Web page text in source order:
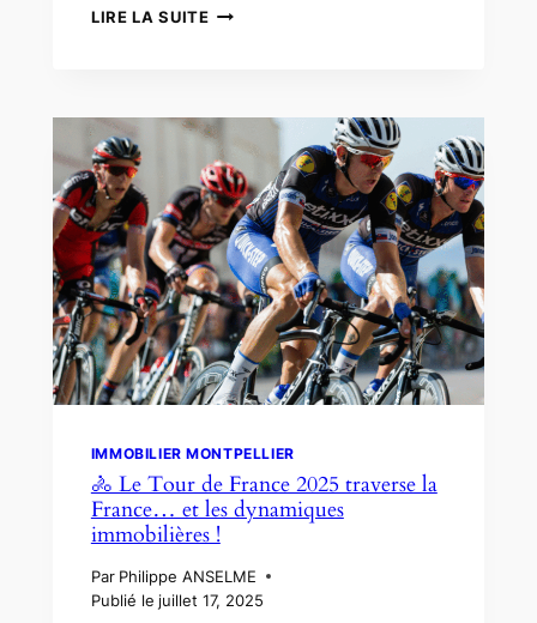
LIRE LA SUITELES
EN
AVANT
VOTRE
BIEN
SONT
CHEZ
WE
INVEST
MIM
🏡
✨
IMMOBILIER MONTPELLIER
🚴 Le Tour de France 2025 traverse la
France… et les dynamiques
immobilières !
Par Philippe ANSELME
Publié le juillet 17, 2025